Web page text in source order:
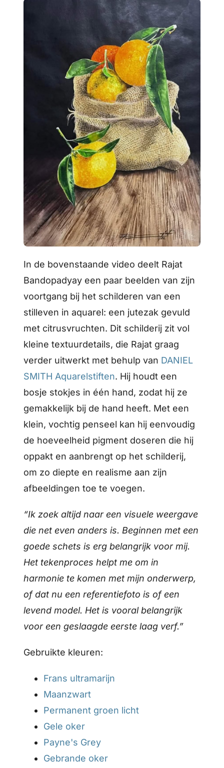
In de bovenstaande video deelt Rajat
Bandopadyay een paar beelden van zijn
voortgang bij het schilderen van een
stilleven in aquarel: een jutezak gevuld
met citrusvruchten. Dit schilderij zit vol
kleine textuurdetails, die Rajat graag
verder uitwerkt met behulp van DANIEL
SMITH Aquarelstiften. Hij houdt een
bosje stokjes in één hand, zodat hij ze
gemakkelijk bij de hand heeft. Met een
klein, vochtig penseel kan hij eenvoudig
de hoeveelheid pigment doseren die hij
oppakt en aanbrengt op het schilderij,
om zo diepte en realisme aan zijn
afbeeldingen toe te voegen.
“Ik zoek altijd naar een visuele weergave
die net even anders is. Beginnen met een
goede schets is erg belangrijk voor mij.
Het tekenproces helpt me om in
harmonie te komen met mijn onderwerp,
of dat nu een referentiefoto is of een
levend model. Het is vooral belangrijk
voor een geslaagde eerste laag verf.”
Gebruikte kleuren:
Frans ultramarijn
Maanzwart
Permanent groen licht
Gele oker
Payne's Grey
Gebrande oker